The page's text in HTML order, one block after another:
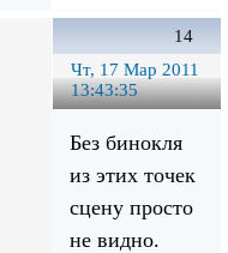
14
Чт, 17 Мар 2011
13:43:35
Без бинокля
из этих точек
сцену просто
не видно.